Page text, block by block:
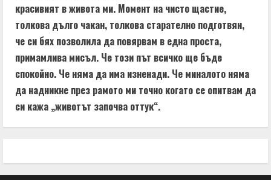
красивият в живота ми. Момент на чисто щастие,
толкова дълго чакан, толкова старателно подготвян,
че си бях позволила да повярвам в една проста,
примамлива мисъл. Че този път всичко ще бъде
спокойно. Че няма да има изненади. Че миналото няма
да надникне през рамото ми точно когато се опитвам да
си кажа „животът започва оттук“.